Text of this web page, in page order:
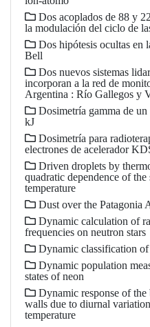
Dos acoplados de 88 y
la modulación del ciclo de
Dos hipótesis ocultas en
Bell
Dos nuevos sistemas
incorporan a la red de
Argentina : Río Gallegos y
Dosimetría gamma de
kJ
Dosimetría para
electrones de acelerador
Driven droplets by
quadratic dependence of
temperature
Dust over the Patagonia
Dynamic calculation of
frequencies on neutron stars
Dynamic classification
Dynamic population
states of neon
Dynamic response of
walls due to diurnal
temperature